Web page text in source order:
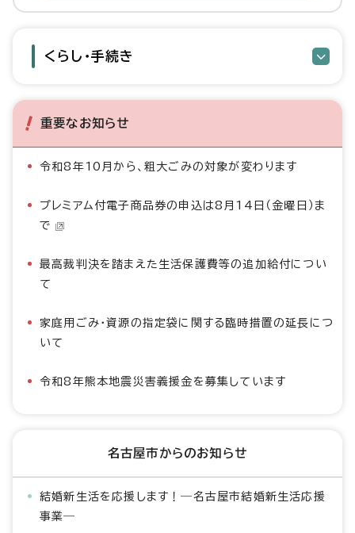
くらし・手続き
重要なお知らせ
令和8年10月から、粗大ごみの対象が変わります
プレミアム付電子商品券の申込は8月14日（金曜日）ま
で
最高裁判決を踏まえた生活保護費等の追加給付につい
て
家庭用ごみ・資源の指定袋に関する臨時措置の延長につ
いて
令和8年熊本地震災害義援金を募集しています
名古屋市からのお知らせ
結婚新生活を応援します！―名古屋市結婚新生活応援
事業―